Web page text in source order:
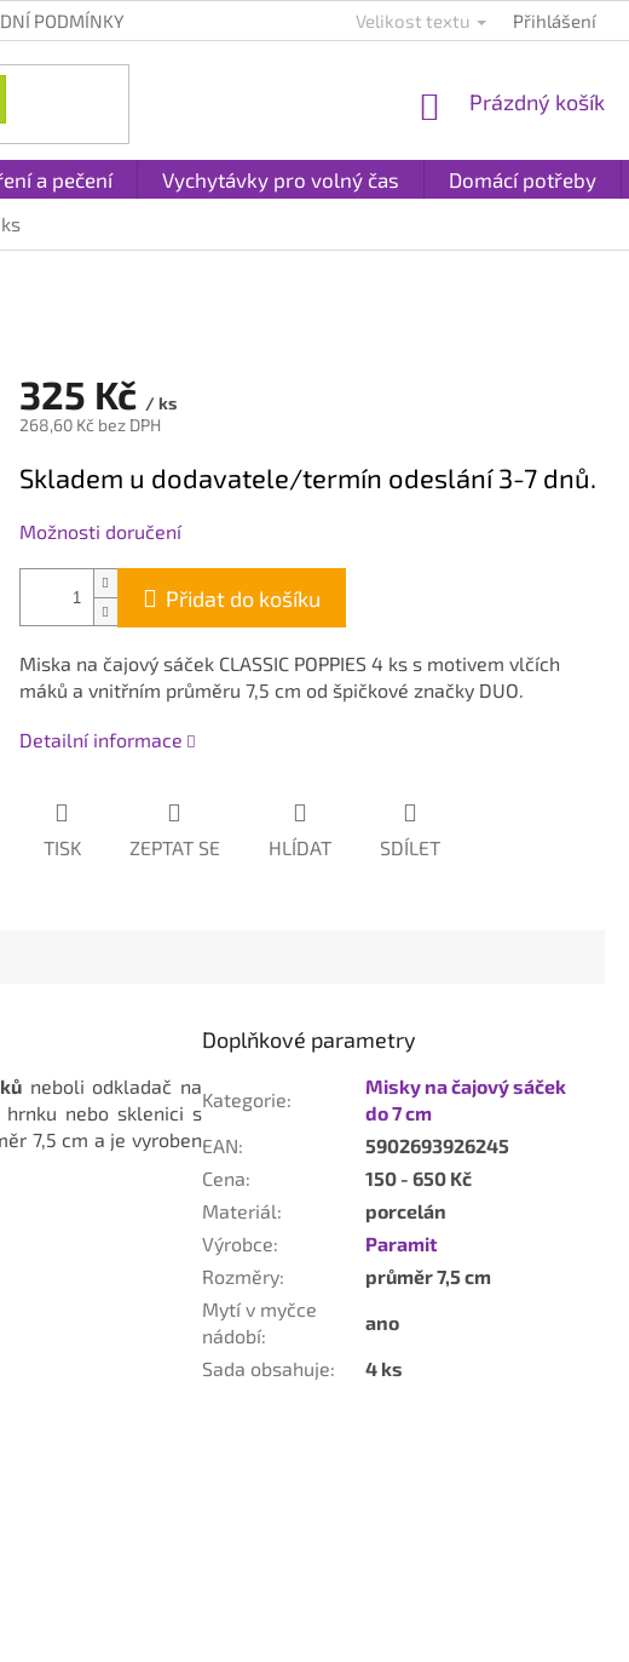
PODMÍNKY PLATBA A DOPRAVA REKLAMACE
Velikost textu Přihlášení
NÁKUPNÍ
Prázdný košík
a pečení Vychytávky pro volný čas Domácí potřeby
325 Kč / ks
268,60 Kč bez DPH
cena:
Skladem u dodavatele/termín odeslání 3-7 dnů.
Možnosti doručení
Přidat do košíku
Miska na čajový sáček CLASSIC POPPIES 4 ks s motivem vlčích
máků a vnitřním průměru 7,5 cm od špičkové značky DUO.
Detailní informace
TISK ZEPTAT SE HLÍDAT SDÍLET
neboli odkladač na
nebo sklenici s
7,5 cm a je vyroben
Doplňkové parametry
Kategorie:
Misky na čajový sáček
do 7 cm
EAN:
5902693926245
Cena:
150 - 650 Kč
Materiál:
porcelán
Výrobce:
Paramit
Rozměry:
průměr 7,5 cm
Mytí v myčce
nádobí:
ano
Sada obsahuje: 4 ks